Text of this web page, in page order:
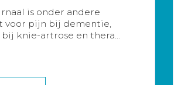
is onder andere
voor pijn bij dementie,
knie-artrose en thera...